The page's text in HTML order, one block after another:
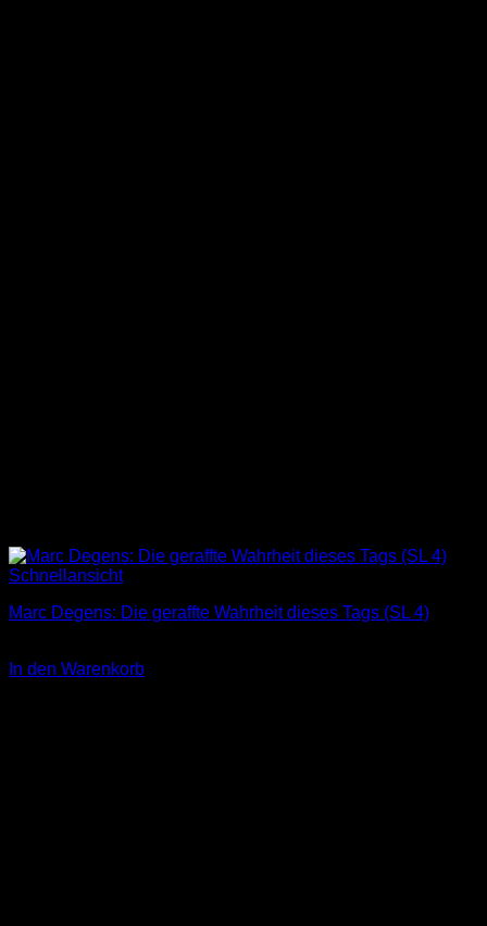
Schnellansicht
Marc Degens: Die geraffte Wahrheit dieses Tags (SL 4)
In den Warenkorb